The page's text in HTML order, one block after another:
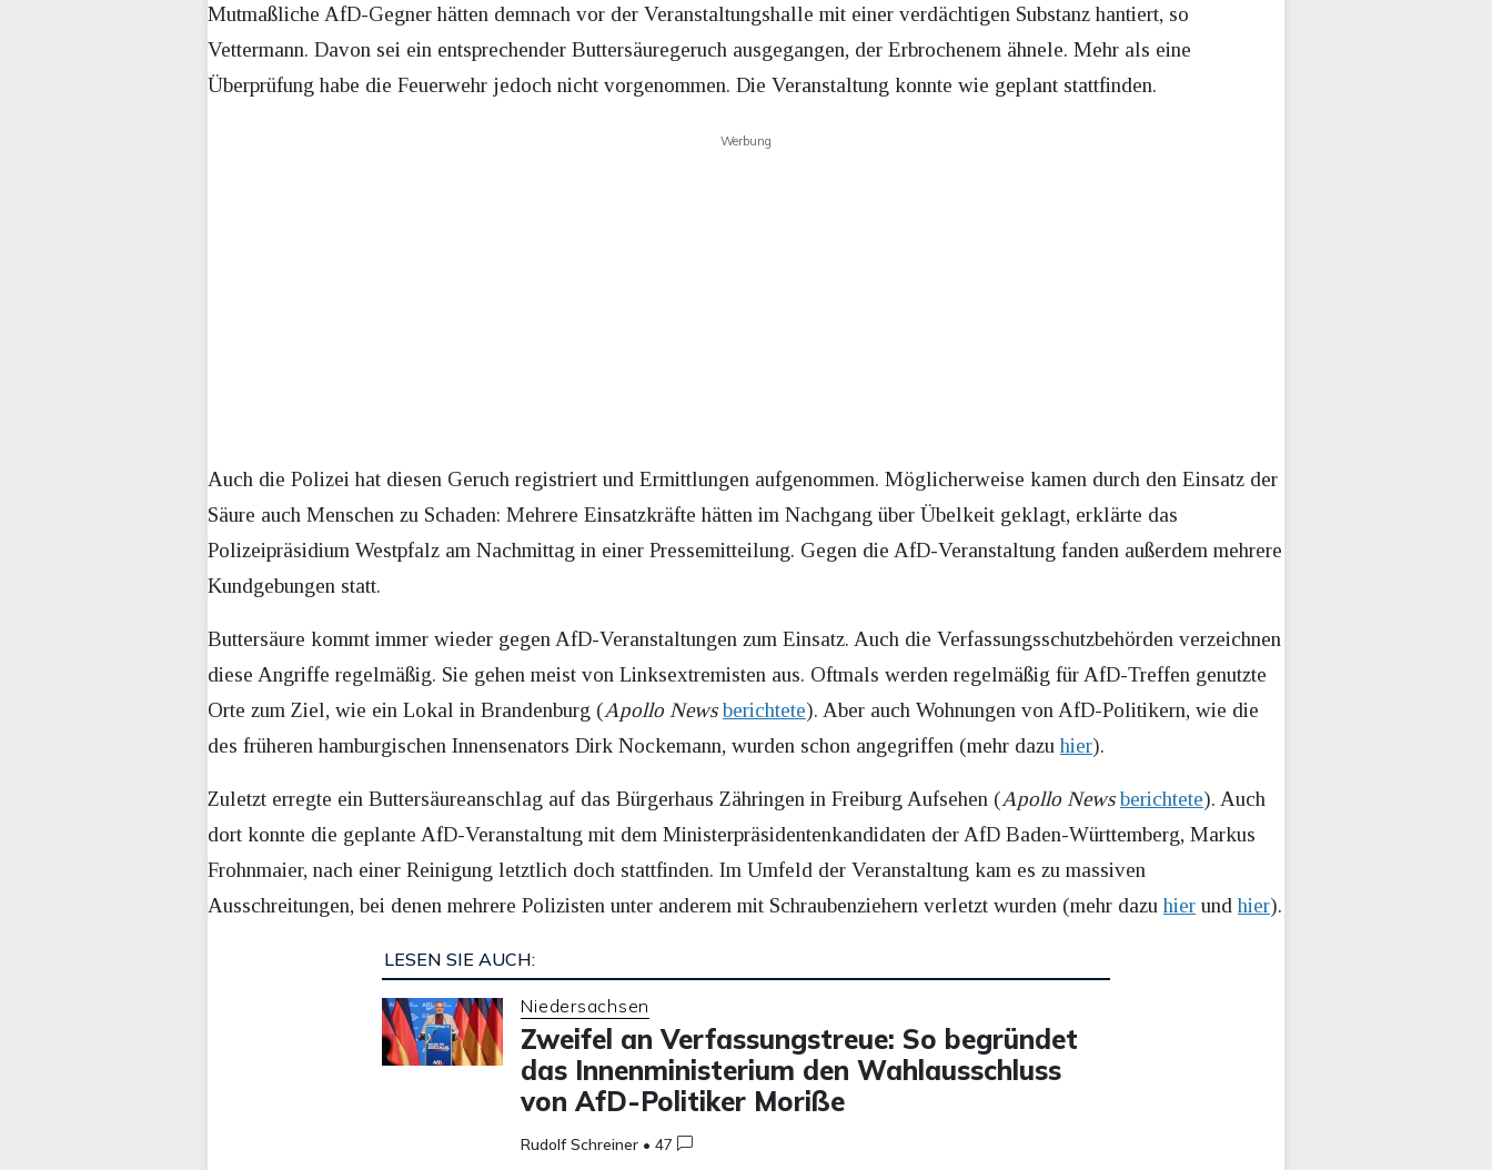
Mutmaßliche AfD-Gegner hätten demnach vor der Veranstaltungshalle mit einer verdächtigen Substanz hantiert, so
Vettermann. Davon sei ein entsprechender Buttersäuregeruch ausgegangen, der Erbrochenem ähnele. Mehr als eine
Überprüfung habe die Feuerwehr jedoch nicht vorgenommen. Die Veranstaltung konnte wie geplant stattfinden.
Werbung
Auch die Polizei hat diesen Geruch registriert und Ermittlungen aufgenommen. Möglicherweise kamen durch den Einsatz der
Säure auch Menschen zu Schaden: Mehrere Einsatzkräfte hätten im Nachgang über Übelkeit geklagt, erklärte das
Polizeipräsidium Westpfalz am Nachmittag in einer Pressemitteilung. Gegen die AfD-Veranstaltung fanden außerdem mehrere
Kundgebungen statt.
Buttersäure kommt immer wieder gegen AfD-Veranstaltungen zum Einsatz. Auch die Verfassungsschutzbehörden verzeichnen
diese Angriffe regelmäßig. Sie gehen meist von Linksextremisten aus. Oftmals werden regelmäßig für AfD-Treffen genutzte
Orte zum Ziel, wie ein Lokal in Brandenburg (Apollo News berichtete). Aber auch Wohnungen von AfD-Politikern, wie die
des früheren hamburgischen Innensenators Dirk Nockemann, wurden schon angegriffen (mehr dazuhier).
Zuletzt erregte ein Buttersäureanschlag auf das Bürgerhaus Zähringen in Freiburg Aufsehen (Apollo News berichtete). Auch
dort konnte die geplante AfD-Veranstaltung mit dem Ministerpräsidentenkandidaten der AfD Baden-Württemberg, Markus
Frohnmaier, nach einer Reinigung letztlich doch stattfinden. Im Umfeld der Veranstaltung kam es zu massiven
Ausschreitungen, bei denen mehrere Polizisten unter anderem mit Schraubenziehern verletzt wurden (mehr dazuhier undhier).
LESEN SIE AUCH:
Niedersachsen
Zweifel an Verfassungstreue: So begründet
das Innenministerium den Wahlausschluss
von AfD-Politiker Moriße
Rudolf Schreiner •47